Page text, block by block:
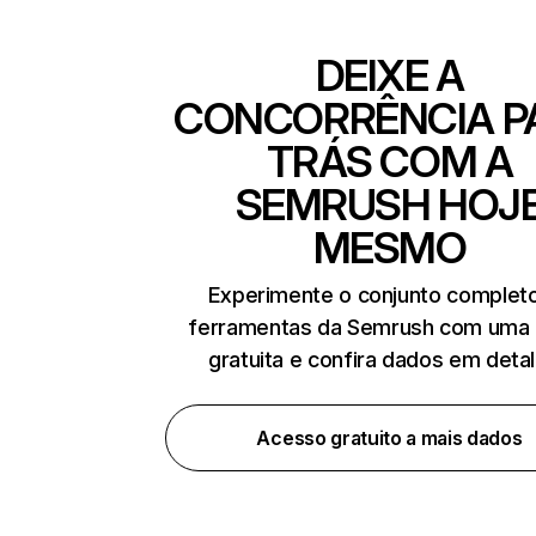
DEIXE A
CONCORRÊNCIA
TRÁS COM A
SEMRUSH
MESMO
Experimente o conjunto
ferramentas da Semrush com uma
gratuita e confira dados em
Acesso gratuito a mais dados